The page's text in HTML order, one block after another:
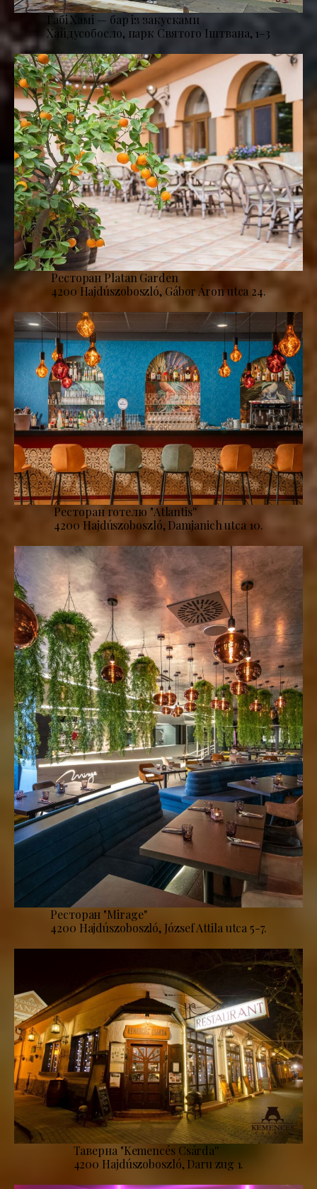
Габі Хамі — бар із закусками
Хайдусобосло, парк Святого Іштвана, 1–3
Ресторан Platan Garden
4200 Hajdúszoboszló, Gábor Áron utca 24.
Ресторан готелю "Atlantis''
4200 Hajdúszoboszló, Damjanich utca 10.
Ресторан "Mirage''
4200 Hajdúszoboszló, József Attila utca 5-7.
Таверна "Kemencés Csárda''
4200 Hajdúszoboszló, Daru zug 1.